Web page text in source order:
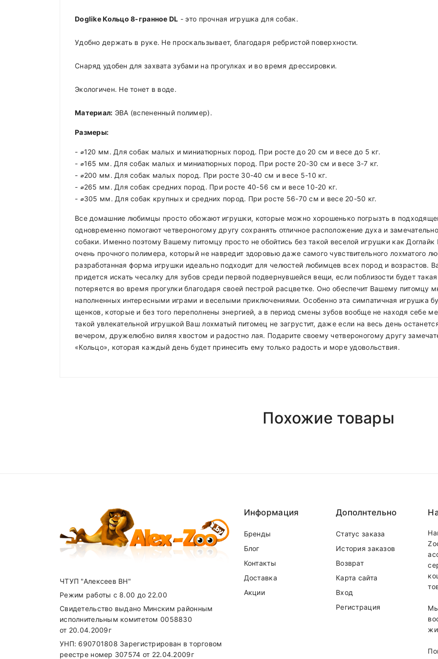
Doglike Кольцо 8-гранное DL - это прочная игрушка для собак.
Удобно держать в руке. Не проскальзывает, благодаря ребристой поверхности.
Снаряд удобен для захвата зубами на прогулках и во время дрессировки.
Экологичен. Не тонет в воде.
Материал: ЭВА (вспененный полимер).
Размеры:
- ⌀120 мм. Для собак малых и миниатюрных пород. При росте до 20 см и весе до 5 кг.
- ⌀165 мм. Для собак малых и миниатюрных пород. При росте 20-30 см и весе 3-7 кг.
- ⌀200 мм. Для собак малых пород. При росте 30-40 см и весе 5-10 кг.
- ⌀265 мм. Для собак средних пород. При росте 40-56 см и весе 10-20 кг.
- ⌀305 мм. Для собак крупных и средних пород. При росте 56-70 см и весе 20-50 кг.
Все домашние любимцы просто обожают игрушки, которые можно хорошенько погрызть в
одновременно помогают четвероногому другу сохранять отличное расположение духа и
собаки. Именно поэтому Вашему питомцу просто не обойтись без такой веселой игрушки как
очень прочного полимера, который не навредит здоровью даже самого чувствительного лохматого
разработанная форма игрушки идеально подходит для челюстей любимцев всех пород и возрастов.
придется искать чесалку для зубов среди первой подвернувшейся вещи, если поблизости будет
потеряется во время прогулки благодаря своей пестрой расцветке. Оно обеспечит Вашему питомцу
наполненных интересными играми и веселыми приключениями. Особенно эта симпатичная игрушка
щенков, которые и без того переполнены энергией, а в период смены зубов вообще не находя себе
такой увлекательной игрушкой Ваш лохматый питомец не загрустит, даже если на весь день
вечером, дружелюбно виляя хвостом и радостно лая. Подарите своему четвероногому другу
«Кольцо», которая каждый день будет принесить ему только радость и море удовольствия.
после 18.00 (При наличии интересующего вас товара на
Карта доставки нашими курьерами:
Short Dress
Your review
Name Email
Похожие товары
ЧТУП "Алексеев ВН"
Режим работы с 8.00 до 22.00
Свидетельство выдано Минским районным
исполнительным комитетом 0058830
от 20.04.2009г
УНП: 690701808 Зарегистрирован в торговом
реестре номер 307574 от 22.04.2009г
Информация
Бренды
Блог
Контакты
Доставка
Акции
Дополнтельно
Статус заказа
История заказов
Возврат
Карта сайта
Вход
Регистрация